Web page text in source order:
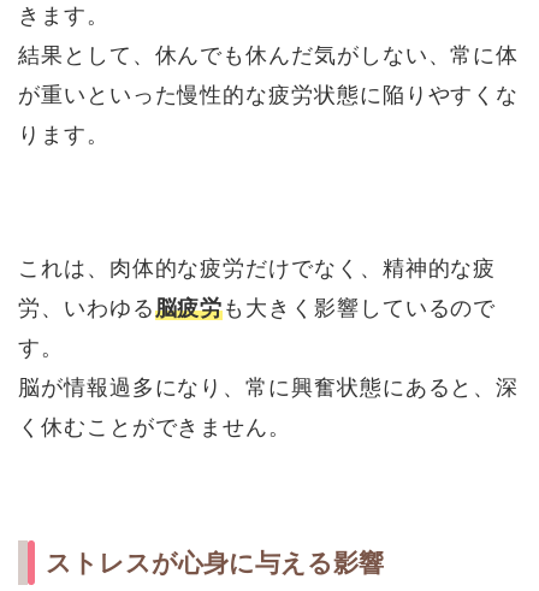
きます。
結果として、休んでも休んだ気がしない、常に体
が重いといった慢性的な疲労状態に陥りやすくな
ります。
これは、肉体的な疲労だけでなく、精神的な疲
労、いわゆる脳疲労も大きく影響しているので
す。
脳が情報過多になり、常に興奮状態にあると、深
く休むことができません。
ストレスが心身に与える影響